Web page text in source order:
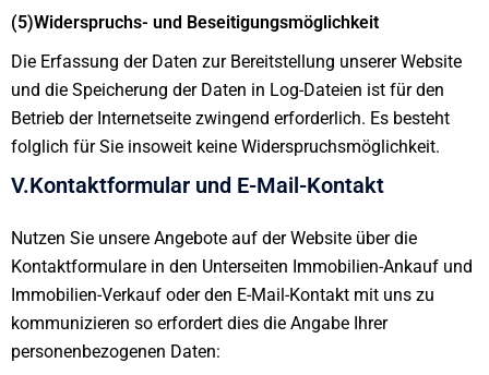
(5)Widerspruchs- und Beseitigungsmöglichkeit
Die Erfassung der Daten zur Bereitstellung unserer Website
und die Speicherung der Daten in Log-Dateien ist für den
Betrieb der Internetseite zwingend erforderlich. Es besteht
folglich für Sie insoweit keine Widerspruchsmöglichkeit.
V.Kontaktformular und E-Mail-Kontakt
Nutzen Sie unsere Angebote auf der Website über die
Kontaktformulare in den Unterseiten Immobilien-Ankauf und
Immobilien-Verkauf oder den E-Mail-Kontakt mit uns zu
kommunizieren so erfordert dies die Angabe Ihrer
personenbezogenen Daten: